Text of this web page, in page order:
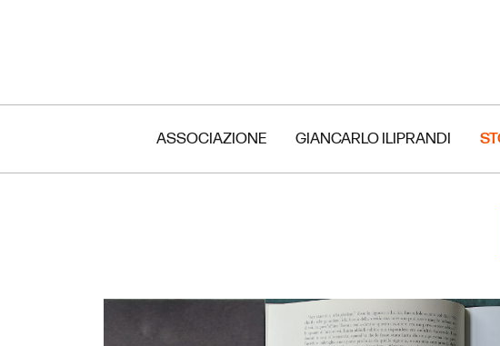
ASSOCIAZIONE GIANCARLO ILIPRANDI